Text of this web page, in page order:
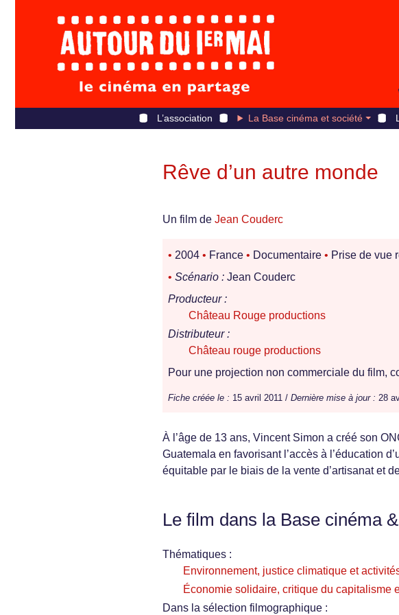
L’association La Base cinéma et société
Rêve d’un autre monde
Un film de Jean Couderc
• 2004 • France • Documentaire • Prise de vue
• Scénario : Jean Couderc
Producteur :
Château Rouge productions
Distributeur :
Château rouge productions
Pour une projection non commerciale du film,
Fiche créée le : 15 avril 2011 / Dernière mise à jour : 28
À l’âge de 13 ans, Vincent Simon a créé son
Guatemala en favorisant l’accès à l’éducation
équitable par le biais de la vente d’artisanat et
Le film dans la Base cinéma
Thématiques :
Environnement, justice climatique et
Économie solidaire, critique du capitalisme
Dans la sélection filmographique :